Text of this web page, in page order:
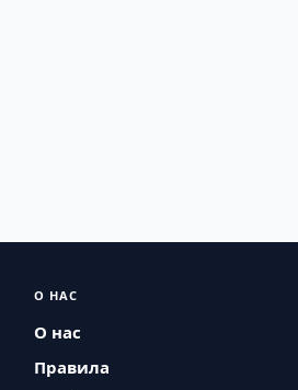
О НАС
О нас
Правила